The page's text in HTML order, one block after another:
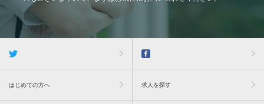
はじめての方へ 求人を探す